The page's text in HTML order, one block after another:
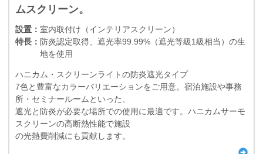
ムスクリーン。
設置： 室内取付け（インテリアスクリーン）
特長： 防炎認定取得、遮光率99.99%（遮光等級1級相当）の生
地を使用
ハニカム・スクリーンライトの防炎遮光タイプ
7色と豊富なカラーバリエーションをご用意。宿泊施設や事務
所・セミナールームといった、
遮光と防炎が必要な場所での使用に最適です。ハニカムサーモ
スクリーンの高断熱性能で施設
の光熱費削減にも貢献します。